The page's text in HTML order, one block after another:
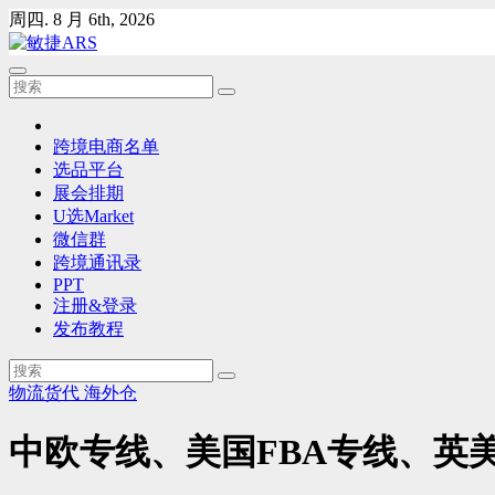
Skip
to
content
周四. 8 月 6th, 2026
跨境电商名单
选品平台
展会排期
U选Market
微信群
跨境通讯录
PPT
注册&登录
发布教程
物流货代 海外仓
中欧专线、美国FBA专线、英